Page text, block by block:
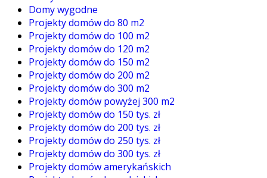
Domy wygodne
Projekty domów do 80 m2
Projekty domów do 100 m2
Projekty domów do 120 m2
Projekty domów do 150 m2
Projekty domów do 200 m2
Projekty domów do 300 m2
Projekty domów powyżej 300 m2
Projekty domów do 150 tys. zł
Projekty domów do 200 tys. zł
Projekty domów do 250 tys. zł
Projekty domów do 300 tys. zł
Projekty domów amerykańskich